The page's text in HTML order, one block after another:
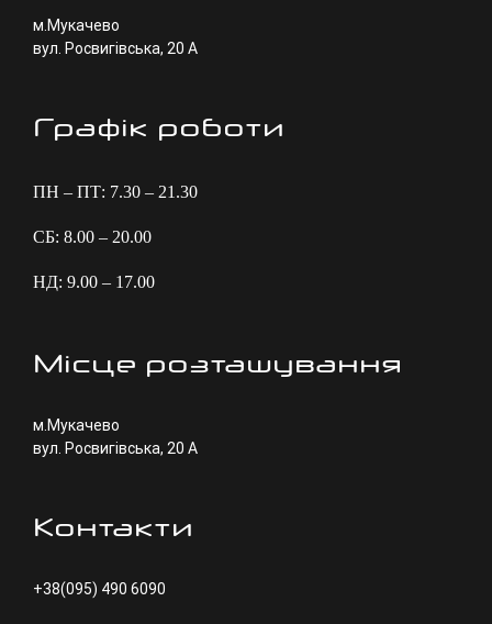
м.Мукачево
вул. Росвигівська, 20 А
Графік роботи
ПН – ПТ: 7.30 – 21.30
СБ: 8.00 – 20.00
НД: 9.00 – 17.00
Місце розташування
м.Мукачево
вул. Росвигівська, 20 А
Контакти
+38(095) 490 6090